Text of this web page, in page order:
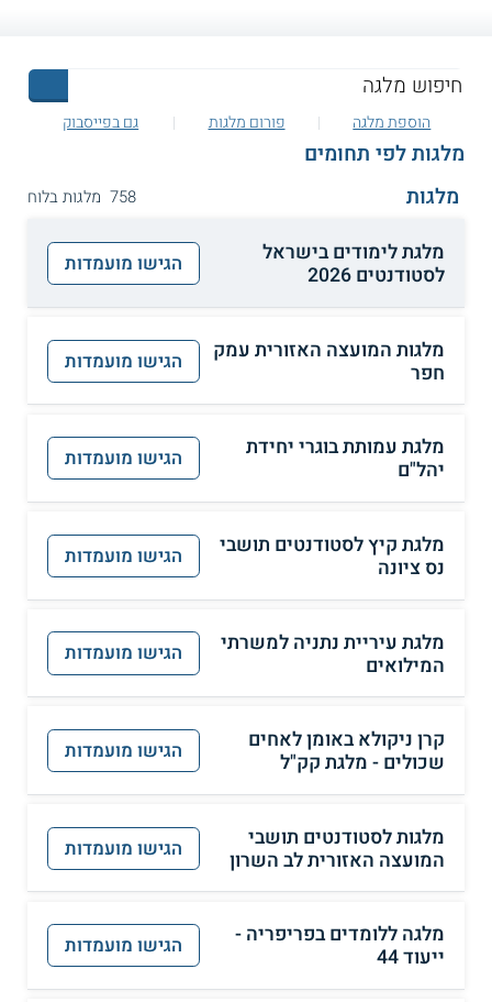
הוספת מלגה פורום מלגות גם בפייסבוק
מלגות לפי תחומים
מלגות
758 מלגות בלוח
מלגת לימודים בישראל
לסטודנטים 2026
הגישו מועמדות
מלגות המועצה האזורית עמק
חפר
הגישו מועמדות
מלגת עמותת בוגרי יחידת
יהל"ם
הגישו מועמדות
מלגת קיץ לסטודנטים תושבי
נס ציונה
הגישו מועמדות
מלגת עיריית נתניה למשרתי
המילואים
הגישו מועמדות
קרן ניקולא באומן לאחים
שכולים - מלגת קק"ל
הגישו מועמדות
מלגות לסטודנטים תושבי
המועצה האזורית לב השרון
הגישו מועמדות
מלגה ללומדים בפריפריה -
ייעוד 44
הגישו מועמדות